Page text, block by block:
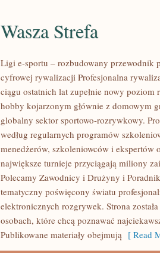
Wasza Strefa
Ligi e-sportu – rozbudowany przewodnik
cyfrowej rywalizacji Profesjonalna
ciągu ostatnich lat zupełnie nowy poziom
hobby kojarzonym głównie z domowym
globalny sektor sportowo-rozrywkowy.
według regularnych programów
menedżerów, szkoleniowców i ekspertów
największe turnieje przyciągają miliony
Polecamy Zawodnicy i Drużyny i
tematyczny poświęcony światu
elektronicznych rozgrywek. Strona
osobach, które chcą poznawać
Publikowane materiały obejmują [ Read